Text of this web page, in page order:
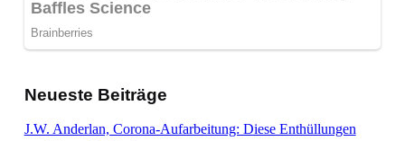
Neueste Beiträge
J.W. Anderlan, Corona-Aufarbeitung: Diese Enthüllungen